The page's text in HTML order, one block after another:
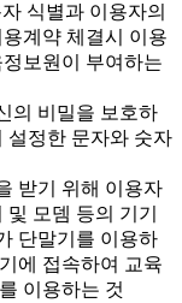
식별과 이용자의
계약 체결시 이용
보원이 부여하는
의 비밀을 보호하
설정한 문자와 숫자
받기 위해 이용자
모뎀 등의 기기
단말기를 이용하
에 접속하여 교육
이용하는 것